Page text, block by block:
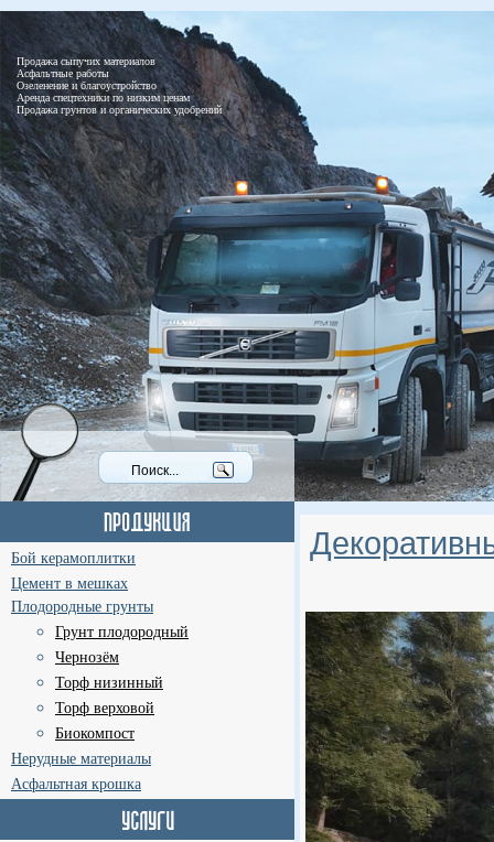
Продажа сыпучих материалов
Асфальтные работы
Озеленение и благоустройство
Аренда спецтехники по низким ценам
Продажа грунтов и органических удобрений
Бой керамоплитки
Цемент в мешках
Плодородные грунты
Грунт плодородный
Чернозём
Торф низинный
Торф верховой
Биокомпост
Нерудные материалы
Асфальтная крошка